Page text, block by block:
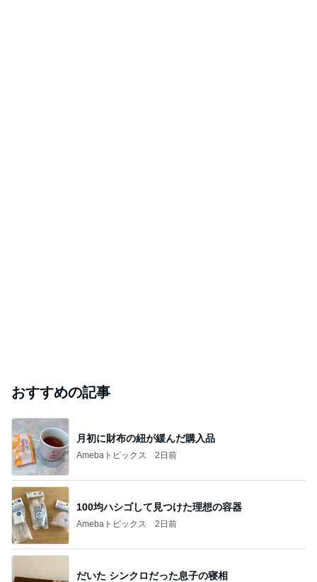
おすすめの記事
月初に財布の紐が緩んだ購入品
Amebaトピックス 2日前
100均ハシゴして見つけた理想の容器
Amebaトピックス 2日前
だいた シンクロだった息子の寝相